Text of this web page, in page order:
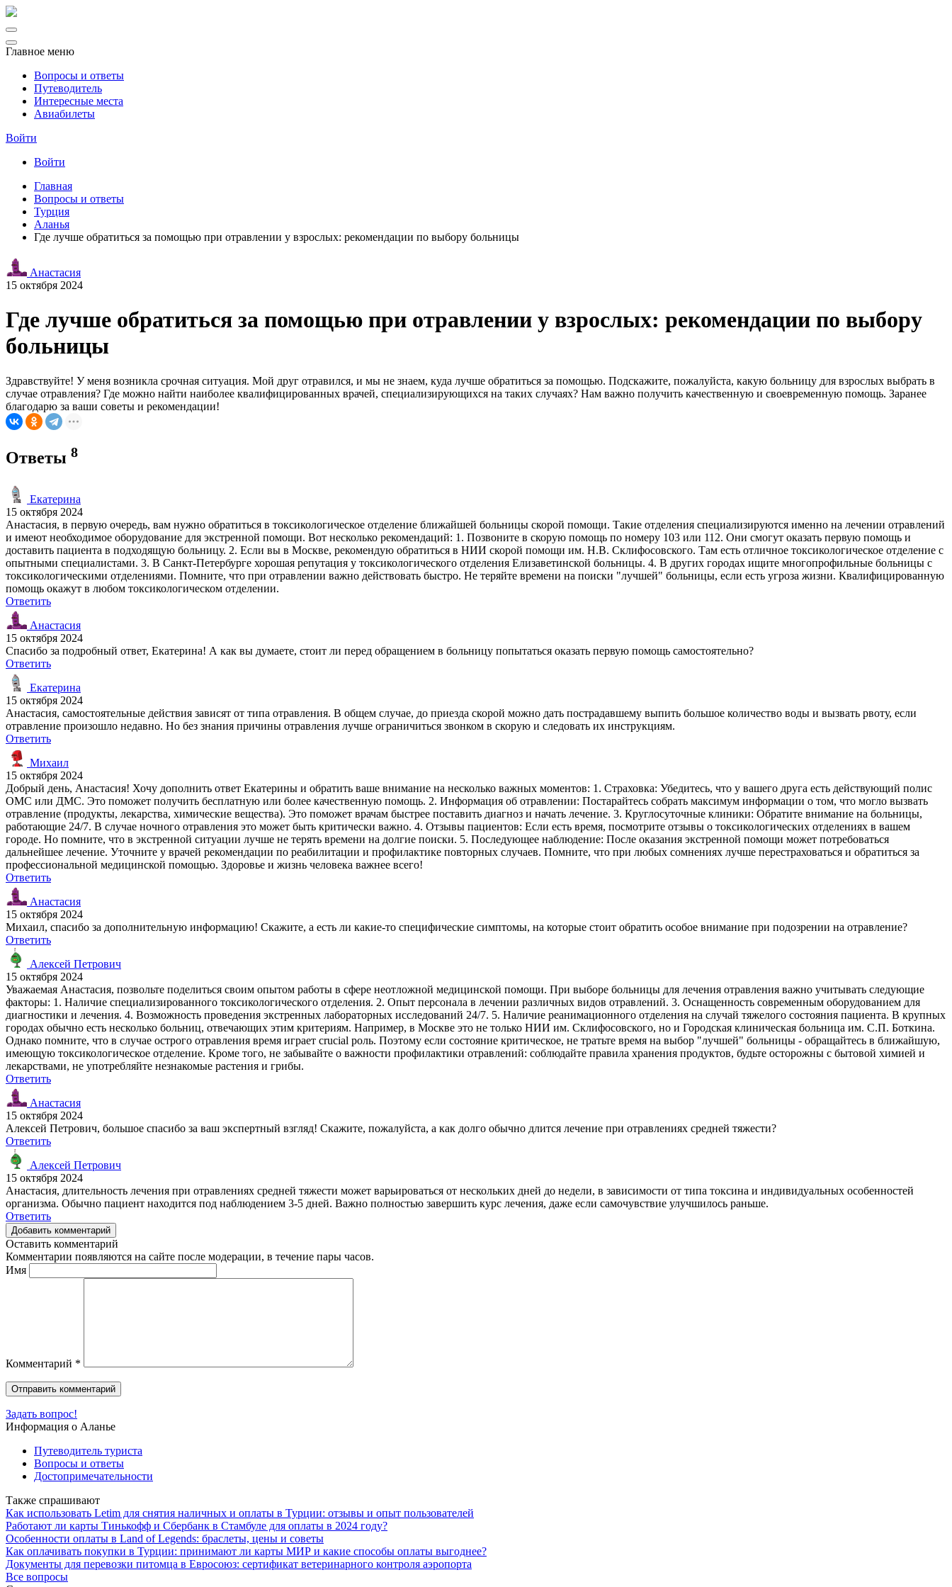
Главное меню
Вопросы и ответы
Путеводитель
Интересные места
Авиабилеты
Войти
Войти
Главная
Вопросы и ответы
Турция
Аланья
Где лучше обратиться за помощью при отравлении у взрослых: рекомендации по выбору больницы
Анастасия
15 октября 2024
Где лучше обратиться за помощью при отравлении у взрослых: рекомендации по выбору
больницы
Здравствуйте! У меня возникла срочная ситуация. Мой друг отравился, и мы не знаем, куда лучше обратиться за помощью. Подскажите, пожалуйста, какую больницу для взрослых выбрать в
случае отравления? Где можно найти наиболее квалифицированных врачей, специализирующихся на таких случаях? Нам важно получить качественную и своевременную помощь. Заранее
благодарю за ваши советы и рекомендации!
Ответы 8
Екатерина
15 октября 2024
Анастасия, в первую очередь, вам нужно обратиться в токсикологическое отделение ближайшей больницы скорой помощи. Такие отделения специализируются именно на лечении отравлений
и имеют необходимое оборудование для экстренной помощи. Вот несколько рекомендаций: 1. Позвоните в скорую помощь по номеру 103 или 112. Они смогут оказать первую помощь и
доставить пациента в подходящую больницу. 2. Если вы в Москве, рекомендую обратиться в НИИ скорой помощи им. Н.В. Склифосовского. Там есть отличное токсикологическое отделение с
опытными специалистами. 3. В Санкт-Петербурге хорошая репутация у токсикологического отделения Елизаветинской больницы. 4. В других городах ищите многопрофильные больницы с
токсикологическими отделениями. Помните, что при отравлении важно действовать быстро. Не теряйте времени на поиски "лучшей" больницы, если есть угроза жизни. Квалифицированную
помощь окажут в любом токсикологическом отделении.
Ответить
Анастасия
15 октября 2024
Спасибо за подробный ответ, Екатерина! А как вы думаете, стоит ли перед обращением в больницу попытаться оказать первую помощь самостоятельно?
Ответить
Екатерина
15 октября 2024
Анастасия, самостоятельные действия зависят от типа отравления. В общем случае, до приезда скорой можно дать пострадавшему выпить большое количество воды и вызвать рвоту, если
отравление произошло недавно. Но без знания причины отравления лучше ограничиться звонком в скорую и следовать их инструкциям.
Ответить
Михаил
15 октября 2024
Добрый день, Анастасия! Хочу дополнить ответ Екатерины и обратить ваше внимание на несколько важных моментов: 1. Страховка: Убедитесь, что у вашего друга есть действующий полис
ОМС или ДМС. Это поможет получить бесплатную или более качественную помощь. 2. Информация об отравлении: Постарайтесь собрать максимум информации о том, что могло вызвать
отравление (продукты, лекарства, химические вещества). Это поможет врачам быстрее поставить диагноз и начать лечение. 3. Круглосуточные клиники: Обратите внимание на больницы,
работающие 24/7. В случае ночного отравления это может быть критически важно. 4. Отзывы пациентов: Если есть время, посмотрите отзывы о токсикологических отделениях в вашем
городе. Но помните, что в экстренной ситуации лучше не терять времени на долгие поиски. 5. Последующее наблюдение: После оказания экстренной помощи может потребоваться
дальнейшее лечение. Уточните у врачей рекомендации по реабилитации и профилактике повторных случаев. Помните, что при любых сомнениях лучше перестраховаться и обратиться за
профессиональной медицинской помощью. Здоровье и жизнь человека важнее всего!
Ответить
Анастасия
15 октября 2024
Михаил, спасибо за дополнительную информацию! Скажите, а есть ли какие-то специфические симптомы, на которые стоит обратить особое внимание при подозрении на отравление?
Ответить
Алексей Петрович
15 октября 2024
Уважаемая Анастасия, позвольте поделиться своим опытом работы в сфере неотложной медицинской помощи. При выборе больницы для лечения отравления важно учитывать следующие
факторы: 1. Наличие специализированного токсикологического отделения. 2. Опыт персонала в лечении различных видов отравлений. 3. Оснащенность современным оборудованием для
диагностики и лечения. 4. Возможность проведения экстренных лабораторных исследований 24/7. 5. Наличие реанимационного отделения на случай тяжелого состояния пациента. В крупных
городах обычно есть несколько больниц, отвечающих этим критериям. Например, в Москве это не только НИИ им. Склифосовского, но и Городская клиническая больница им. С.П. Боткина.
Однако помните, что в случае острого отравления время играет crucial роль. Поэтому если состояние критическое, не тратьте время на выбор "лучшей" больницы - обращайтесь в ближайшую,
имеющую токсикологическое отделение. Кроме того, не забывайте о важности профилактики отравлений: соблюдайте правила хранения продуктов, будьте осторожны с бытовой химией и
лекарствами, не употребляйте незнакомые растения и грибы.
Ответить
Анастасия
15 октября 2024
Алексей Петрович, большое спасибо за ваш экспертный взгляд! Скажите, пожалуйста, а как долго обычно длится лечение при отравлениях средней тяжести?
Ответить
Алексей Петрович
15 октября 2024
Анастасия, длительность лечения при отравлениях средней тяжести может варьироваться от нескольких дней до недели, в зависимости от типа токсина и индивидуальных особенностей
организма. Обычно пациент находится под наблюдением 3-5 дней. Важно полностью завершить курс лечения, даже если самочувствие улучшилось раньше.
Ответить
Добавить комментарий
Оставить комментарий
Комментарии появляются на сайте после модерации, в течение пары часов.
Имя
Комментарий *
Задать вопрос!
Информация о Аланье
Путеводитель туриста
Вопросы и ответы
Достопримечательности
Также спрашивают
Как использовать Letim для снятия наличных и оплаты в Турции: отзывы и опыт пользователей
Работают ли карты Тинькофф и Сбербанк в Стамбуле для оплаты в 2024 году?
Особенности оплаты в Land of Legends: браслеты, цены и советы
Как оплачивать покупки в Турции: принимают ли карты МИР и какие способы оплаты выгоднее?
Документы для перевозки питомца в Евросоюз: сертификат ветеринарного контроля аэропорта
Все вопросы